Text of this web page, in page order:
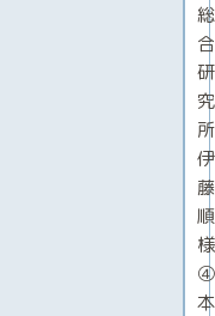
総
合
研
究
伊
藤
順
様
④
本